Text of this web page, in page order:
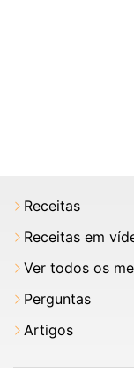
Receitas
Receitas em
Ver todos os
Perguntas
Artigos